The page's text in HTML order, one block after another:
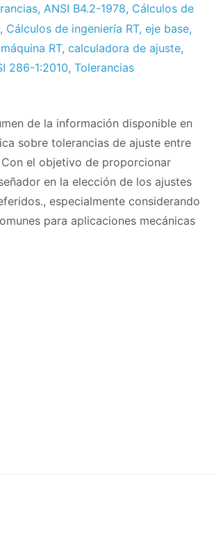
, ANSI B4.2-1978, Cálculos de
, Cálculos de ingeniería RT, eje base,
RT, calculadora de ajuste,
286-1:2010, Tolerancias
de la información disponible en
sobre tolerancias de ajuste entre
el objetivo de proporcionar
en la elección de los ajustes
especialmente considerando
para aplicaciones mecánicas